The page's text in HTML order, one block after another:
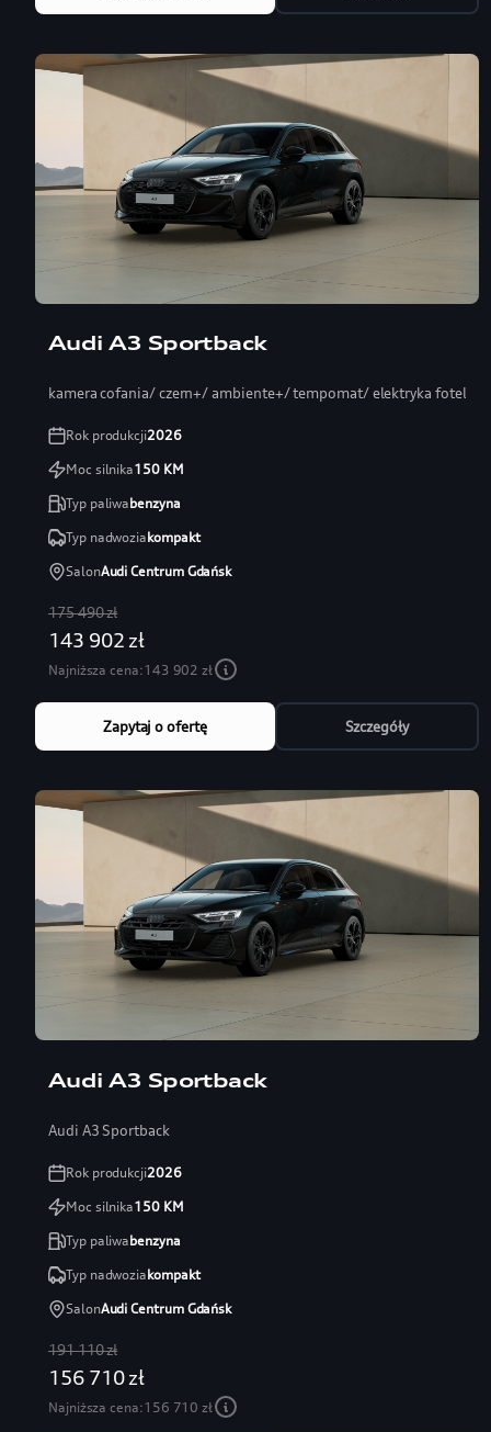
Audi A3 Sportback
kamera cofania/ czern+/ ambiente+/ tempomat/ elektryka fotel
Rok produkcji2026
Moc silnika150KM
Typ paliwabenzyna
Typ nadwoziakompakt
SalonAudi Centrum Gdańsk
175 490 zł
143 902 zł
Najniższa cena:143 902 zł
Zapytaj o ofertę Szczegóły
Audi A3 Sportback
Audi A3 Sportback
Rok produkcji2026
Moc silnika150KM
Typ paliwabenzyna
Typ nadwoziakompakt
SalonAudi Centrum Gdańsk
191 110 zł
156 710 zł
Najniższa cena:156 710 zł